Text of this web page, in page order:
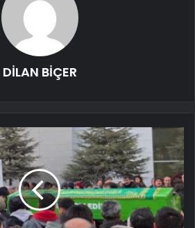
DİLAN BİÇER